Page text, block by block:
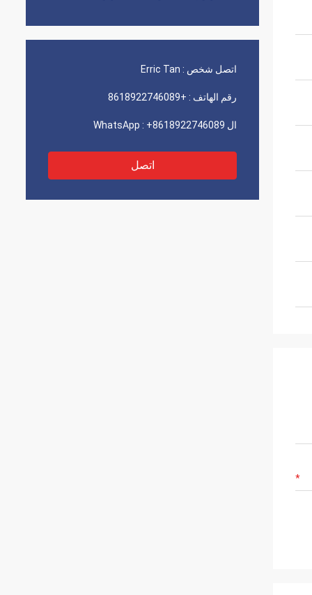
اتصل شخص : Erric Tan
رقم الهاتف : +8618922746089
ال WhatsApp : +8618922746089
اتصل